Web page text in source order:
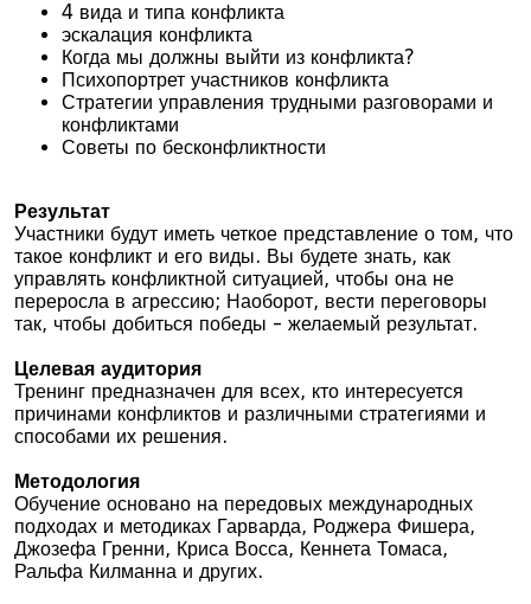
4 вида и типа конфликта
эскалация конфликта
Когда мы должны выйти из конфликта?
Психопортрет участников конфликта
Стратегии управления трудными разговорами и
конфликтами
Советы по бесконфликтности
Результат
Участники будут иметь четкое представление о том, что
такое конфликт и его виды. Вы будете знать, как
управлять конфликтной ситуацией, чтобы она не
переросла в агрессию; Наоборот, вести переговоры
так, чтобы добиться победы - желаемый результат.
Целевая аудитория
Тренинг предназначен для всех, кто интересуется
причинами конфликтов и различными стратегиями и
способами их решения.
Методология
Обучение основано на передовых международных
подходах и методиках Гарварда, Роджера Фишера,
Джозефа Гренни, Криса Восса, Кеннета Томаса,
Ральфа Килманна и других.